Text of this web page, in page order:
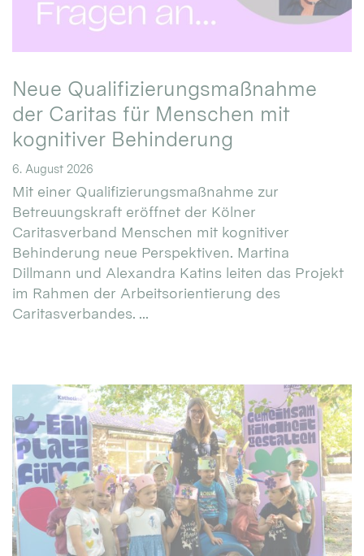
Neue Qualifizierungsmaßnahme
der Caritas für Menschen mit
kognitiver Behinderung
6. August 2026
Mit einer Qualifizierungsmaßnahme zur
Betreuungskraft eröffnet der Kölner
Caritasverband Menschen mit kognitiver
Behinderung neue Perspektiven. Martina
Dillmann und Alexandra Katins leiten das Projekt
im Rahmen der Arbeitsorientierung des
Caritasverbandes. ...